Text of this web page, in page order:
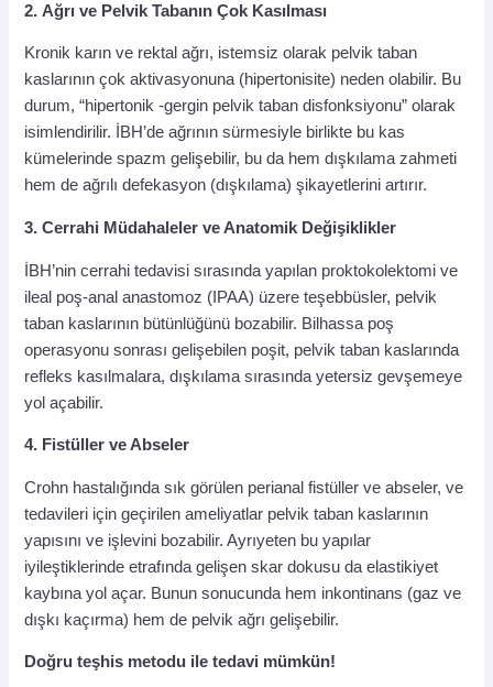
2. Ağrı ve Pelvik Tabanın Çok Kasılması
Kronik karın ve rektal ağrı, istemsiz olarak pelvik taban
kaslarının çok aktivasyonuna (hipertonisite) neden olabilir. Bu
durum, “hipertonik -gergin pelvik taban disfonksiyonu” olarak
isimlendirilir. İBH’de ağrının sürmesiyle birlikte bu kas
kümelerinde spazm gelişebilir, bu da hem dışkılama zahmeti
hem de ağrılı defekasyon (dışkılama) şikayetlerini artırır.
3.Cerrahi Müdahaleler ve Anatomik Değişiklikler
İBH’nin cerrahi tedavisi sırasında yapılan proktokolektomi ve
ileal poş-anal anastomoz (IPAA) üzere teşebbüsler, pelvik
taban kaslarının bütünlüğünü bozabilir. Bilhassa poş
operasyonu sonrası gelişebilen poşit, pelvik taban kaslarında
refleks kasılmalara, dışkılama sırasında yetersiz gevşemeye
yol açabilir.
4. Fistüller ve Abseler
Crohn hastalığında sık görülen perianal fistüller ve abseler, ve
tedavileri için geçirilen ameliyatlar pelvik taban kaslarının
yapısını ve işlevini bozabilir. Ayrıyeten bu yapılar
iyileştiklerinde etrafında gelişen skar dokusu da elastikiyet
kaybına yol açar. Bunun sonucunda hem inkontinans (gaz ve
dışkı kaçırma) hem de pelvik ağrı gelişebilir.
Doğru teşhis metodu ile tedavi mümkün!